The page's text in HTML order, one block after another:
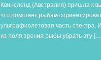
Квинсленд (Австралия) пришла к
что помогает рыбам
ультрафиолетовая часть спектра.
из поля зрения рыбы убрать эту